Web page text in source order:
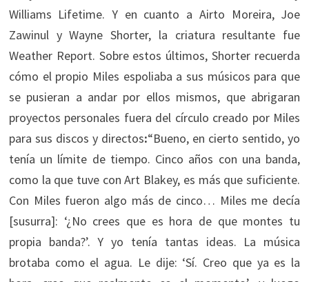
Williams Lifetime. Y en cuanto a Airto Moreira, Joe
Zawinul y Wayne Shorter, la criatura resultante fue
Weather Report. Sobre estos últimos, Shorter recuerda
cómo el propio Miles espoliaba a sus músicos para que
se pusieran a andar por ellos mismos, que abrigaran
proyectos personales fuera del círculo creado por Miles
para sus discos y directos:“Bueno, en cierto sentido, yo
tenía un límite de tiempo. Cinco años con una banda,
como la que tuve con Art Blakey, es más que suficiente.
Con Miles fueron algo más de cinco… Miles me decía
[susurra]: ‘¿No crees que es hora de que montes tu
propia banda?’. Y yo tenía tantas ideas. La música
brotaba como el agua. Le dije: ‘Sí. Creo que ya es la